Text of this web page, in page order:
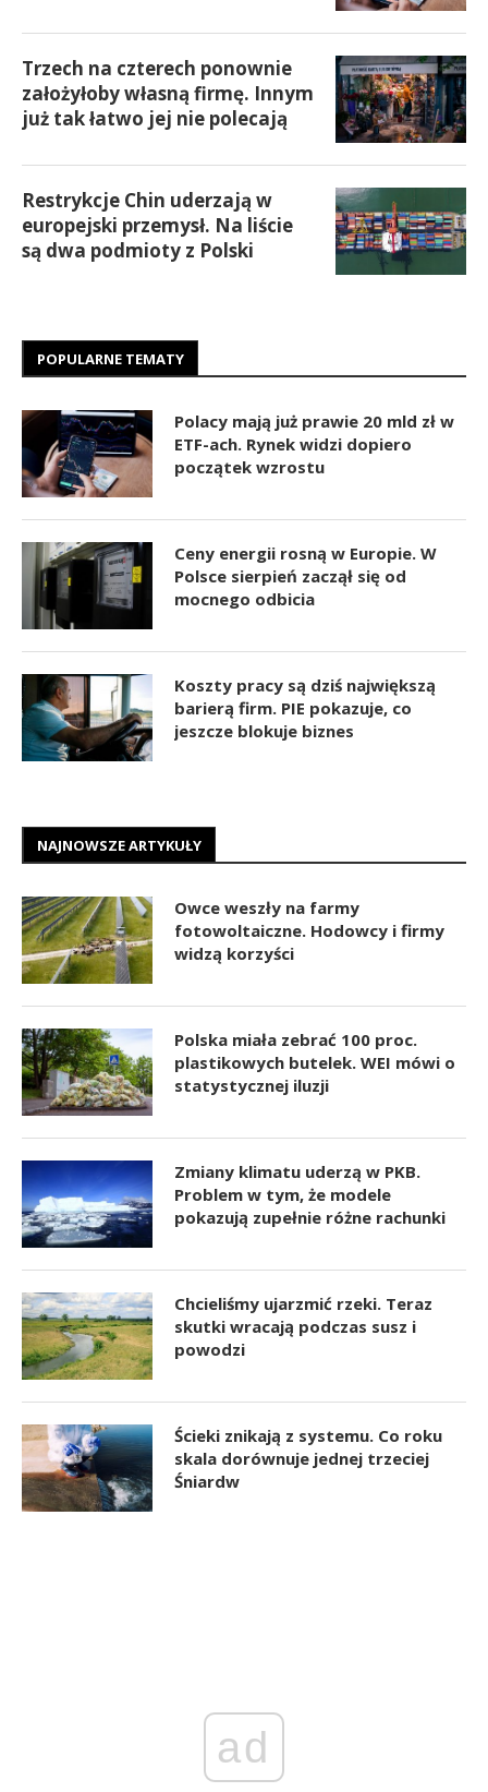
Trzech na czterech ponownie
założyłoby własną firmę. Innym
już tak łatwo jej nie polecają
Restrykcje Chin uderzają w
europejski przemysł. Na liście
są dwa podmioty z Polski
POPULARNE TEMATY
Polacy mają już prawie 20 mld zł w
ETF-ach. Rynek widzi dopiero
początek wzrostu
Ceny energii rosną w Europie. W
Polsce sierpień zaczął się od
mocnego odbicia
Koszty pracy są dziś największą
barierą firm. PIE pokazuje, co
jeszcze blokuje biznes
NAJNOWSZE ARTYKUŁY
Owce weszły na farmy
fotowoltaiczne. Hodowcy i firmy
widzą korzyści
Polska miała zebrać 100 proc.
plastikowych butelek. WEI mówi o
statystycznej iluzji
Zmiany klimatu uderzą w PKB.
Problem w tym, że modele
pokazują zupełnie różne rachunki
Chcieliśmy ujarzmić rzeki. Teraz
skutki wracają podczas susz i
powodzi
Ścieki znikają z systemu. Co roku
skala dorównuje jednej trzeciej
Śniardw
ad